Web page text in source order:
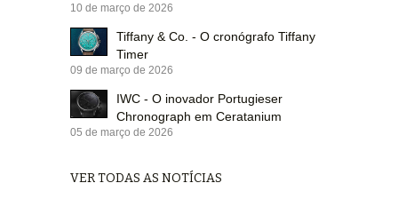
10 de março de 2026
Tiffany & Co. - O cronógrafo Tiffany
Timer
09 de março de 2026
IWC - O inovador Portugieser
Chronograph em Ceratanium
05 de março de 2026
VER TODAS AS NOTÍCIAS